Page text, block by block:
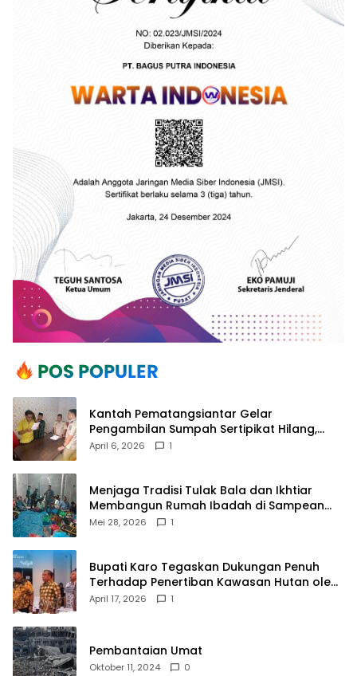
Kantah Pematangsiantar Gelar
Pengambilan Sumpah Sertipikat Hilang,
Perkuat Kepastian Hukum Pertanahan
April 6, 2026 1
Menjaga Tradisi Tulak Bala dan Ikhtiar
Membangun Rumah Ibadah di Sampean
Barat
Mei 28, 2026 1
Bupati Karo Tegaskan Dukungan Penuh
Terhadap Penertiban Kawasan Hutan oleh
Pemerintah Pusat
April 17, 2026 1
Pembantaian Umat
Oktober 11, 2024 0